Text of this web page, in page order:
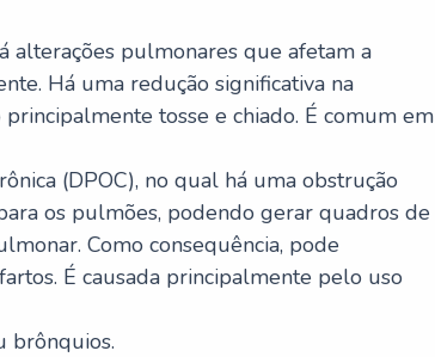
alterações pulmonares que afetam a
Há uma redução significativa na
tosse e chiado. É comum em
(DPOC), no qual há uma obstrução
os pulmões, podendo gerar quadros de
Como consequência, pode
É causada principalmente pelo uso
brônquios.